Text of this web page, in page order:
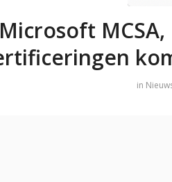
MCSA,
in